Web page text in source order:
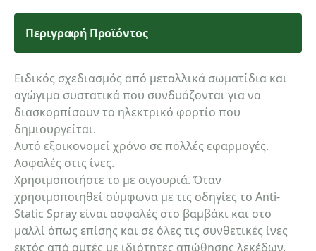
Περιγραφή Προϊόντος
Ειδικός σχεδιασμός από μεταλλικά σωματίδια και
αγώγιμα συστατικά που συνδυάζονται για να
διασκορπίσουν το ηλεκτρικό φορτίο που
δημιουργείται.
Αυτό εξοικονομεί χρόνο σε πολλές εφαρμογές.
Ασφαλές στις ίνες.
Χρησιμοποιήστε το με σιγουριά. Όταν
χρησιμοποιηθεί σύμφωνα με τις οδηγίες το Anti-
Static Spray είναι ασφαλές στο βαμβάκι και στο
μαλλί όπως επίσης και σε όλες τις συνθετικές ίνες
εκτός από αυτές με ιδιότητες απώθησης λεκέδων.